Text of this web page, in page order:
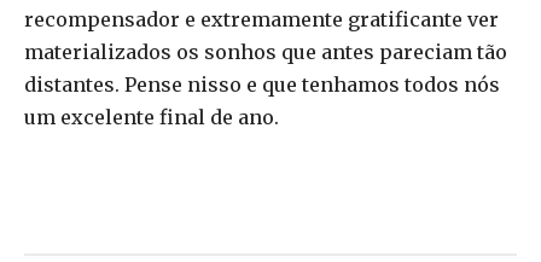
recompensador e extremamente gratificante ver
materializados os sonhos que antes pareciam tão
distantes. Pense nisso e que tenhamos todos nós
um excelente final de ano.